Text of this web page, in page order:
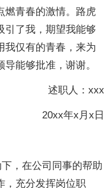
燃青春的激情。路虎
引了我，期望我能够
我仅有的青春，来为
能够批准，谢谢。
述职人：xxx
20xx年x月x日
，在公司同事的帮助
，充分发挥岗位职